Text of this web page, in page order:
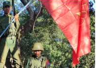
ပရေၚ်ပရဟ်ဒုၚ်ပလေဝ်ပလေတ်ရ
တူသၞောဝ်ဥပဒေမူအပြောံ…